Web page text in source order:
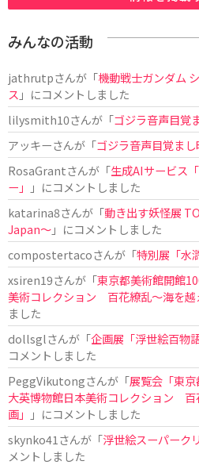
みんなの活動
jathrutpさんが「機動戦士ガンダム
ス 」にコメントしました
lilysmith10さんが「ゴジラ音声目覚
アッキーさんが「ゴジラ音声目覚ま
RosaGrantさんが「生成AIサービス
ー」
」にコメントしました
katarina8さんが「動き出す妖怪展
Japan〜」にコメントしました
compostertacoさんが「特別展「水
xsiren19さんが「東京都美術館開館
美術コレクション 百花繚乱～海を越
ました
dollsglさんが「企画展「浮世絵百物
コメントしました
PeggVikutongさんが「展覧会「東
大英博物館日本美術コレクション 百
画」
」にコメントしました
skynko41 さんが「浮世絵スーパーク
メントしました